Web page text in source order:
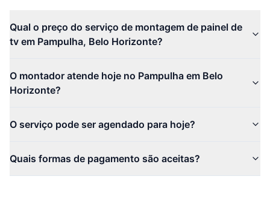
Qual o preço do serviço de montagem de painel de
tv em Pampulha, Belo Horizonte?
O montador atende hoje no Pampulha em Belo
Horizonte?
O serviço pode ser agendado para hoje?
Quais formas de pagamento são aceitas?